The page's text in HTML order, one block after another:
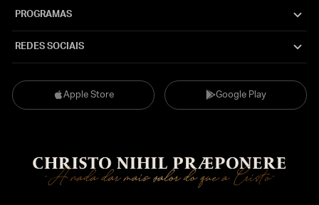
Apple Store Google Play
PROGRAMAS
REDES SOCIAIS